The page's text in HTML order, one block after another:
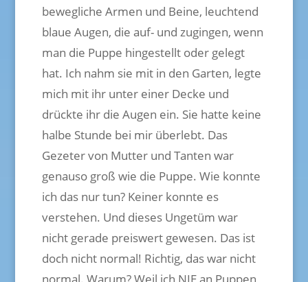
bewegliche Armen und Beine, leuchtend
blaue Augen, die auf- und zugingen, wenn
man die Puppe hingestellt oder gelegt
hat. Ich nahm sie mit in den Garten, legte
mich mit ihr unter einer Decke und
drückte ihr die Augen ein. Sie hatte keine
halbe Stunde bei mir überlebt. Das
Gezeter von Mutter und Tanten war
genauso groß wie die Puppe. Wie konnte
ich das nur tun? Keiner konnte es
verstehen. Und dieses Ungetüm war
nicht gerade preiswert gewesen. Das ist
doch nicht normal! Richtig, das war nicht